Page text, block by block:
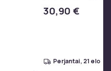
- Liima pinseteillä -
30,90 €
perjantai, 21 elo